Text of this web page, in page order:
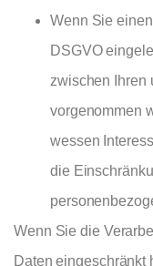
Wenn Sie
DSGVO
zwischen Ihren
vorgenommen
wessen
die
Wenn Sie die
Daten eingeschränkt